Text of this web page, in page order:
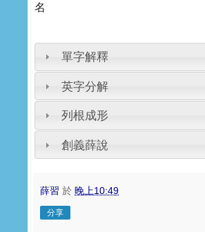
名
單字解釋
英字分解
列根成形
創義薛說
薛習 於 晚上10:49
分享